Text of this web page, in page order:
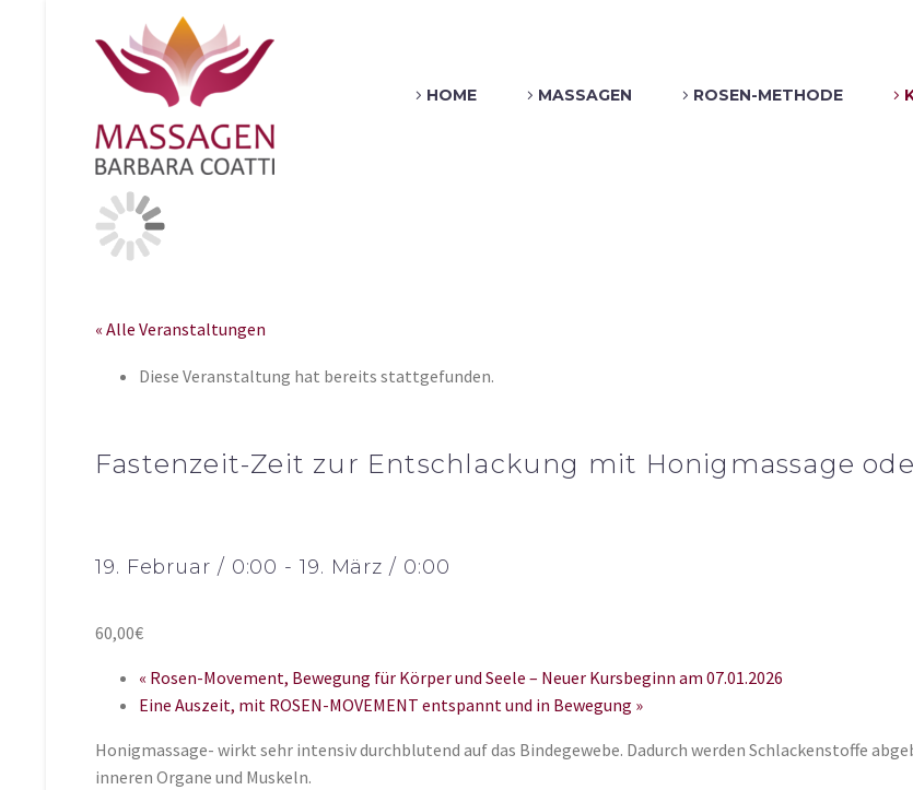
HOME MASSAGEN ROSEN-METHODE
« Alle Veranstaltungen
Diese Veranstaltung hat bereits stattgefunden.
Fastenzeit-Zeit zur Entschlackung mit Honigmassage
19. Februar / 0:00 - 19. März / 0:00
60,00€
« Rosen-Movement, Bewegung für Körper und Seele – Neuer Kursbeginn am 07.01.2026
Eine Auszeit, mit ROSEN-MOVEMENT entspannt und in Bewegung »
Honigmassage- wirkt sehr intensiv durchblutend auf das Bindegewebe. Dadurch werden Schlackenstoffe
inneren Organe und Muskeln.